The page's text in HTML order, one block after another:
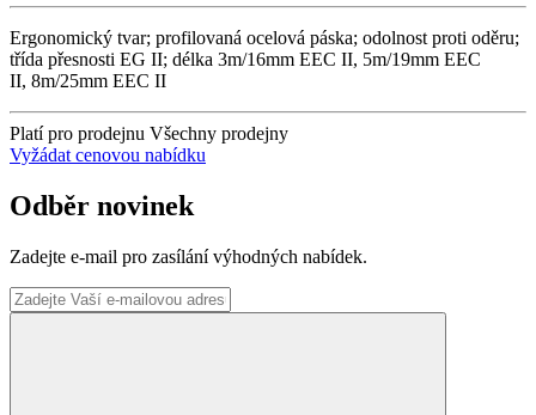
Ergonomický tvar; profilovaná ocelová páska; odolnost proti oděru;
třída přesnosti EG II; délka 3m/16mm EEC II, 5m/19mm EEC
II, 8m/25mm EEC II
Platí pro prodejnu Všechny prodejny
Vyžádat cenovou nabídku
Odběr novinek
Zadejte e-mail pro zasílání výhodných nabídek.